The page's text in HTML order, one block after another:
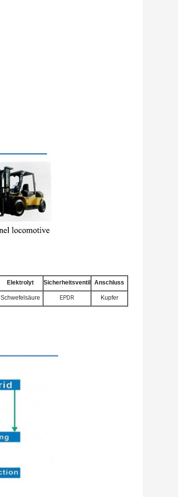
Elektrolyt Sicherheitsventil Anschluss
Schwefelsäure EPDR Kupfer